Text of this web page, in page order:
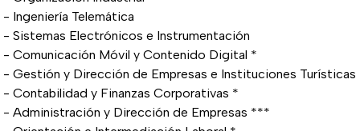
- Ingeniería Telemática
- Sistemas Electrónicos e Instrumentación
- Comunicación Móvil y Contenido Digital *
- Gestión y Dirección de Empresas e Instituciones Turísticas
- Contabilidad y Finanzas Corporativas *
- Administración y Dirección de Empresas ***